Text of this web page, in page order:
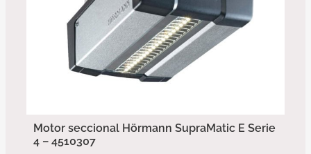
Motor seccional Hörmann SupraMatic E Serie
4 – 4510307